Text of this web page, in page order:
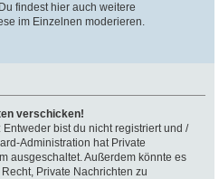
findest hier auch weitere
im Einzelnen moderieren.
verschicken!
bist du nicht registriert und /
Administration hat Private
ausgeschaltet. Außerdem könnte es
Private Nachrichten zu